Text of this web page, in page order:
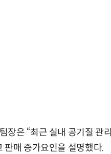
장은 “최근 실내 공기질 관
판매 증가요인을 설명했다.